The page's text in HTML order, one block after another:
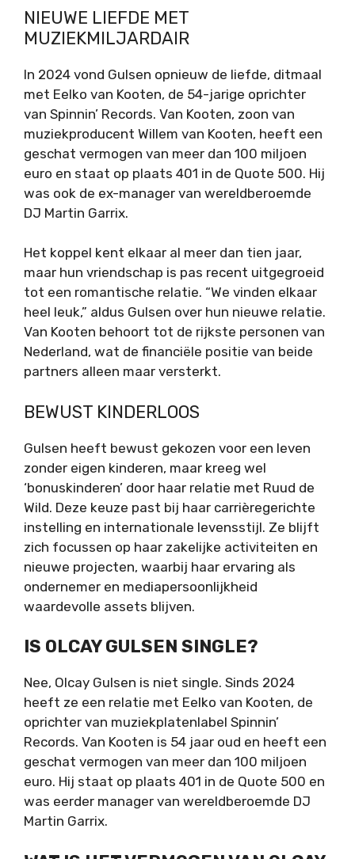
NIEUWE LIEFDE MET
MUZIEKMILJARDAIR
In 2024 vond Gulsen opnieuw de liefde, ditmaal
met Eelko van Kooten, de 54-jarige oprichter
van Spinnin’ Records. Van Kooten, zoon van
muziekproducent Willem van Kooten, heeft een
geschat vermogen van meer dan 100 miljoen
euro en staat op plaats 401 in de Quote 500. Hij
was ook de ex-manager van wereldberoemde
DJ Martin Garrix.
Het koppel kent elkaar al meer dan tien jaar,
maar hun vriendschap is pas recent uitgegroeid
tot een romantische relatie. “We vinden elkaar
heel leuk,” aldus Gulsen over hun nieuwe relatie.
Van Kooten behoort tot de rijkste personen van
Nederland, wat de financiële positie van beide
partners alleen maar versterkt.
BEWUST KINDERLOOS
Gulsen heeft bewust gekozen voor een leven
zonder eigen kinderen, maar kreeg wel
‘bonuskinderen’ door haar relatie met Ruud de
Wild. Deze keuze past bij haar carrièregerichte
instelling en internationale levensstijl. Ze blijft
zich focussen op haar zakelijke activiteiten en
nieuwe projecten, waarbij haar ervaring als
ondernemer en mediapersoonlijkheid
waardevolle assets blijven.
IS OLCAY GULSEN SINGLE?
Nee, Olcay Gulsen is niet single. Sinds 2024
heeft ze een relatie met Eelko van Kooten, de
oprichter van muziekplatenlabel Spinnin’
Records. Van Kooten is 54 jaar oud en heeft een
geschat vermogen van meer dan 100 miljoen
euro. Hij staat op plaats 401 in de Quote 500 en
was eerder manager van wereldberoemde DJ
Martin Garrix.